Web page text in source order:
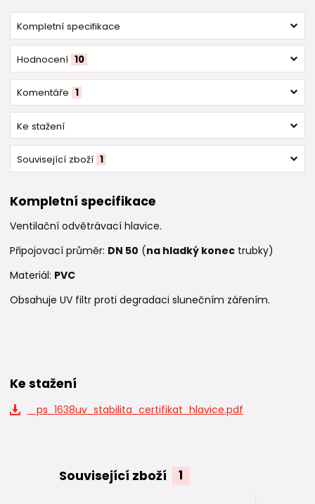
Kompletní specifikace
Hodnocení 10
Komentáře 1
Ke stažení
Související zboží 1
Kompletní specifikace
Ventilační odvětrávací hlavice.
Připojovací průměr: DN 50 (na hladký konec trubky)
Materiál: PVC
Obsahuje UV filtr proti degradaci slunečním zářením.
Ke stažení
_ps_1638uv_stabilita_certifikat_hlavice.pdf
Související zboží 1